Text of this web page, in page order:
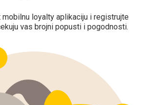
loyalty aplikaciju i registrujte
vas brojni popusti i pogodnosti.